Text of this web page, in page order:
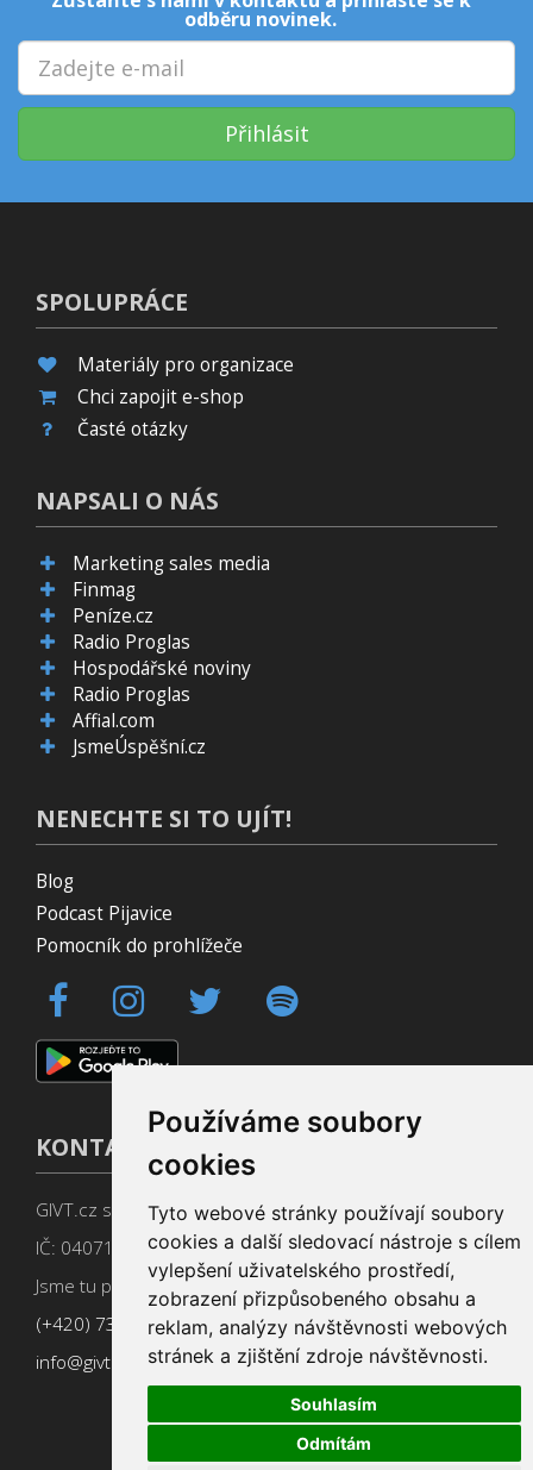
Používáme soubory
cookies
Tyto webové stránky používají soubory
cookies a další sledovací nástroje s cílem
vylepšení uživatelského prostředí,
zobrazení přizpůsobeného obsahu a
reklam, analýzy návštěvnosti webových
stránek a zjištění zdroje návštěvnosti.
Souhlasím
Odmítám
odběru novinek.
Přihlásit
SPOLUPRÁCE
Materiály pro organizace
Chci zapojit e-shop
Časté otázky
NAPSALI O NÁS
Marketing sales media
Finmag
Peníze.cz
Radio Proglas
Hospodářské noviny
Radio Proglas
Affial.com
JsmeÚspěšní.cz
NENECHTE SI TO UJÍT!
Blog
Podcast Pijavice
Pomocník do prohlížeče
KONTAKT
GIVT.cz s. r. o., Dolní nám. 16, 779 00 Olomouc
IČ: 04071433
Jsme tu pro Vás od 9:00 do 17:00
(+420) 737 266 402
info@givt.cz